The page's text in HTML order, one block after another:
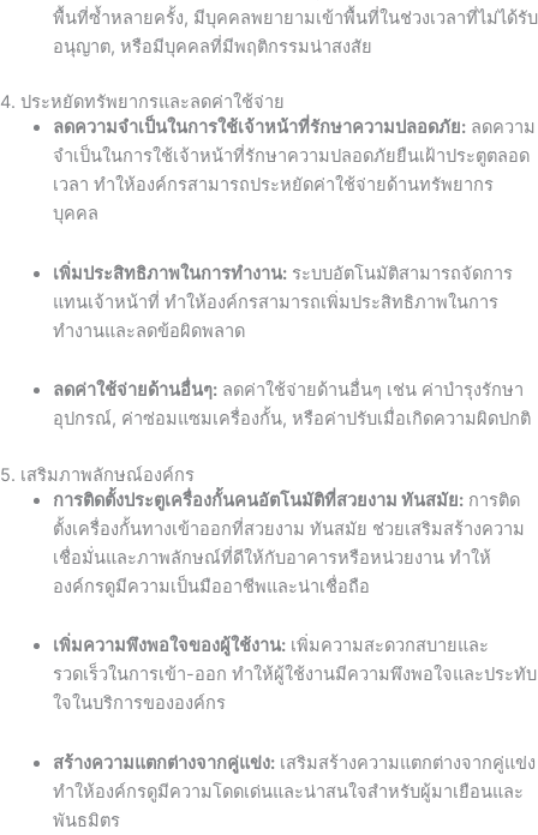
พื้นที่ซ้ำหลายครั้ง, มีบุคคลพยายามเข้าพื้นที่ในช่วงเวลาที่ไม่ได้รับ
อนุญาต, หรือมีบุคคลที่มีพฤติกรรมน่าสงสัย
4. ประหยัดทรัพยากรและลดค่าใช้จ่าย
ลดความจำเป็นในการใช้เจ้าหน้าที่รักษาความปลอดภัย:ลดความ
จำเป็นในการใช้เจ้าหน้าที่รักษาความปลอดภัยยืนเฝ้าประตูตลอด
เวลา ทำให้องค์กรสามารถประหยัดค่าใช้จ่ายด้านทรัพยากร
บุคคล
เพิ่มประสิทธิภาพในการทำงาน:ระบบอัตโนมัติสามารถจัดการ
แทนเจ้าหน้าที่ ทำให้องค์กรสามารถเพิ่มประสิทธิภาพในการ
ทำงานและลดข้อผิดพลาด
ลดค่าใช้จ่ายด้านอื่นๆ:ลดค่าใช้จ่ายด้านอื่นๆ เช่น ค่าบำรุงรักษา
อุปกรณ์, ค่าซ่อมแซมเครื่องกั้น, หรือค่าปรับเมื่อเกิดความผิดปกติ
5. เสริมภาพลักษณ์องค์กร
การติดตั้งประตูเครื่องกั้นคนอัตโนมัติที่สวยงาม ทันสมัย:การติด
ตั้งเครื่องกั้นทางเข้าออกที่สวยงาม ทันสมัย ช่วยเสริมสร้างความ
เชื่อมั่นและภาพลักษณ์ที่ดีให้กับอาคารหรือหน่วยงาน ทำให้
องค์กรดูมีความเป็นมืออาชีพและน่าเชื่อถือ
เพิ่มความพึงพอใจของผู้ใช้งาน:เพิ่มความสะดวกสบายและ
รวดเร็วในการเข้า-ออก ทำให้ผู้ใช้งานมีความพึงพอใจและประทับ
ใจในบริการขององค์กร
สร้างความแตกต่างจากคู่แข่ง:เสริมสร้างความแตกต่างจากคู่แข่ง
ทำให้องค์กรดูมีความโดดเด่นและน่าสนใจสำหรับผู้มาเยือนและ
พันธมิตร